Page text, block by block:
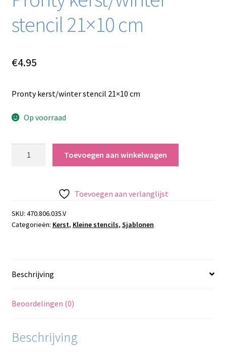
stencil 21×10 cm
€4.95
Pronty kerst/winter stencil 21×10 cm
Op voorraad
aantal
Toevoegen aan winkelwagen
Toevoegen aan verlanglijst
SKU: 470.806.035.V
Categorieën: Kerst, Kleine stencils, Sjablonen
Beschrijving
Beoordelingen (0)
Beschrijving